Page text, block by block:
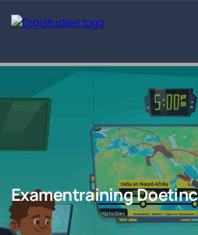
vakken
vakken.
vakken.
Geen vakken.
Examentraining